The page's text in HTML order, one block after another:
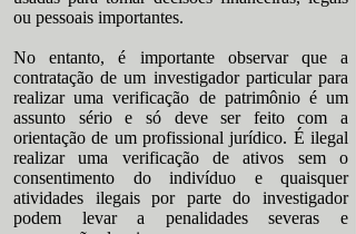
ou pessoais importantes.
No entanto, é importante observar que a
contratação de um investigador particular para
realizar uma verificação de patrimônio é um
assunto sério e só deve ser feito com a
orientação de um profissional jurídico. É ilegal
realizar uma verificação de ativos sem o
consentimento do indivíduo e quaisquer
atividades ilegais por parte do investigador
podem levar a penalidades severas e